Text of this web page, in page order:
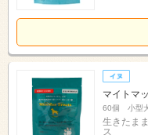
マイトマ
60個 小型
生きたま
ス